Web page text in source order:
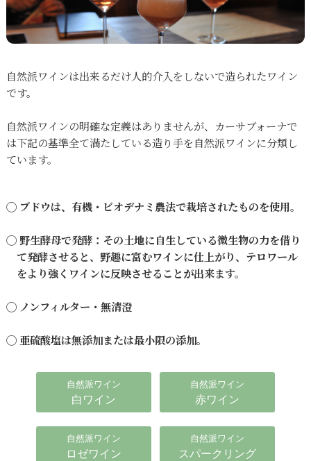
自然派ワインは出来るだけ人的介入をしないで造られたワイン
です。
自然派ワインの明確な定義はありませんが、カーサブォーナで
は下記の基準全て満たしている造り手を自然派ワインに分類し
ています。
◯ ブドウは、有機・ビオデナミ農法で栽培されたものを使用。
◯ 野生酵母で発酵：その土地に自生している微生物の力を借り
て発酵させると、野趣に富むワインに仕上がり、テロワール
をより強くワインに反映させることが出来ます。
◯ ノンフィルター・無清澄
◯ 亜硫酸塩は無添加または最小限の添加。
自然派ワイン
白ワイン
自然派ワイン
赤ワイン
自然派ワイン
ロゼワイン
自然派ワイン
スパークリング